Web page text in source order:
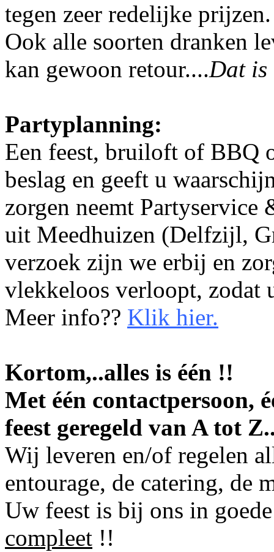
tegen zeer redelijke
Ook alle soorten dranken
kan gewoon retour....Dat
Partyplanning:
Een feest, bruiloft of BBQ
beslag en geeft u
zorgen neemt
uit Meedhuizen (Delfzijl,
verzoek zijn we erbij en
vlekkeloos verloopt, zodat
Meer info?? Klik hier.
Kortom,..alles is één !!
Met één contactpersoon,
feest geregeld van A tot
Wij leveren en/of regelen
entourage, de catering, de
Uw feest is bij ons in
compleet !!